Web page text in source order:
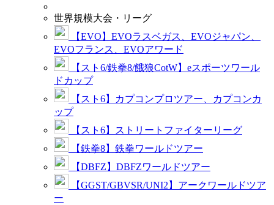
世界規模大会・リーグ
【EVO】EVOラスベガス、EVOジャパン、
EVOフランス、EVOアワード
【スト6/鉄拳8/餓狼CotW】eスポーツワール
ドカップ
【スト6】カプコンプロツアー、カプコンカ
ップ
【スト6】ストリートファイターリーグ
【鉄拳8】鉄拳ワールドツアー
【DBFZ】DBFZワールドツアー
【GGST/GBVSR/UNI2】アークワールドツア
ー